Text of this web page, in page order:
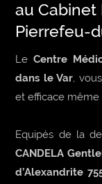
au Cabinet
Pierrefeu-
LeCentre
dans le Var ,
et efficace même
Equipés de la
CANDELA
d’Alexandrite